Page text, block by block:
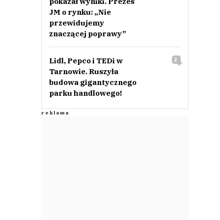
JM o rynku: „Nie
przewidujemy
znaczącej poprawy”
Lidl, Pepco i TEDi w
Tarnowie. Ruszyła
budowa gigantycznego
parku handlowego!
2